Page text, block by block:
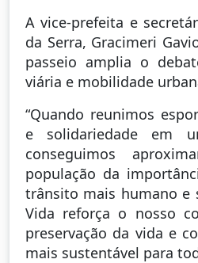
A vice-prefeita e
da Serra, Gracimeri
passeio amplia o
viária e mobilidade
“Quando reunimos
e solidariedade em
conseguimos
população da
trânsito mais humano e
Vida reforça o nosso
preservação da vida e
mais sustentável para